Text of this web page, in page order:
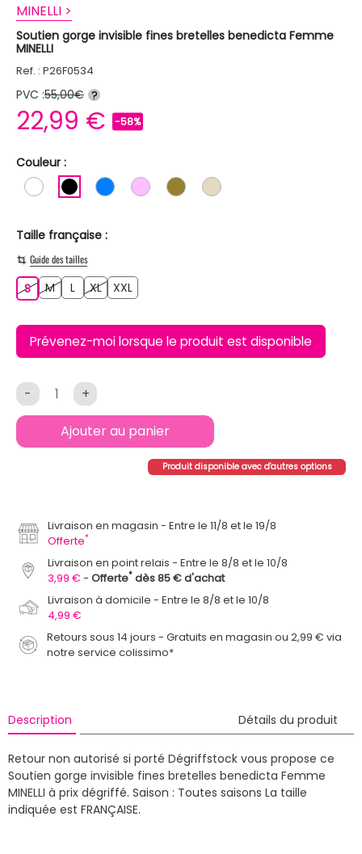
MINELLI >
Soutien gorge invisible fines bretelles benedicta Femme
MINELLI
Ref. : P26F0534
PVC :55,00€ ?
22,99 € -58%
Couleur :
BLANC NOIR BLEU ROSE CLAIR
KAKI BEIGE
Taille française :
Guide des tailles
SS MM L XLXL XXL
Prévenez-moi lorsque le produit est disponible
- +
Ajouter au panier
Produit disponible avec d'autres options
Livraison en magasin
Entre le 11/8 et le 19/8
Offerte*
Livraison en point relais
Entre le 8/8 et le 10/8
3,99 €
Offerte* dès 85 € d'achat
Livraison à domicile
Entre le 8/8 et le 10/8
4,99 €
Retours sous 14 jours - Gratuits en magasin ou 2,99 € via
notre service colissimo*
Description Détails du produit
Retour non autorisé si porté Dégriffstock vous propose ce
Soutien gorge invisible fines bretelles benedicta Femme
MINELLI à prix dégriffé. Saison : Toutes saisons La taille
indiquée est FRANÇAISE.